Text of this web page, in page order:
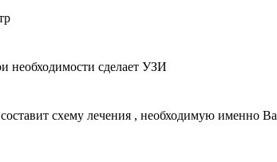
необходимости сделает УЗИ
схему лечения , необходимую именно